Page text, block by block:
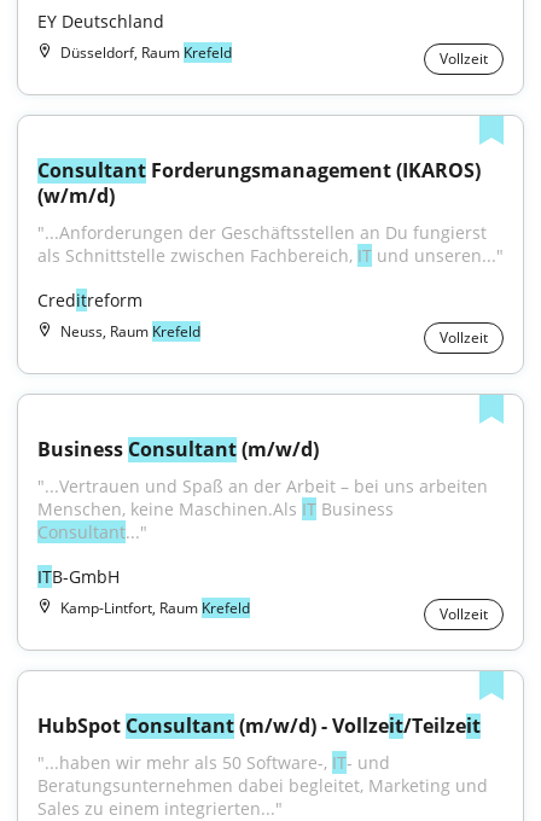
EY Deutschland
Düsseldorf, Raum Krefeld Vollzeit
Consultant Forderungsmanagement (IKAROS)
(w/m/d)
"...Anforderungen der Geschäftsstellen an Du fungierst
als Schnittstelle zwischen Fachbereich, IT und unseren..."
Creditreform
Neuss, Raum Krefeld Vollzeit
Business Consultant (m/w/d)
"...Vertrauen und Spaß an der Arbeit – bei uns arbeiten
Menschen, keine Maschinen.Als IT
Consultant..."
ITB-GmbH
Kamp-Lintfort, Raum Krefeld Vollzeit
HubSpot Consultant (m/w/d) - Vollzeit/Teilzeit
"...haben wir mehr als 50 Software-, IT- und
Beratungsunternehmen dabei begleitet, Marketing und
Sales zu einem integrierten..."